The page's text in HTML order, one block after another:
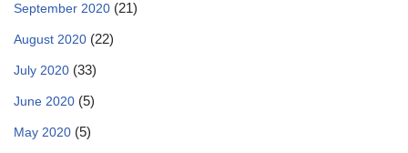
September 2020 (21)
August 2020 (22)
July 2020 (33)
June 2020 (5)
May 2020 (5)